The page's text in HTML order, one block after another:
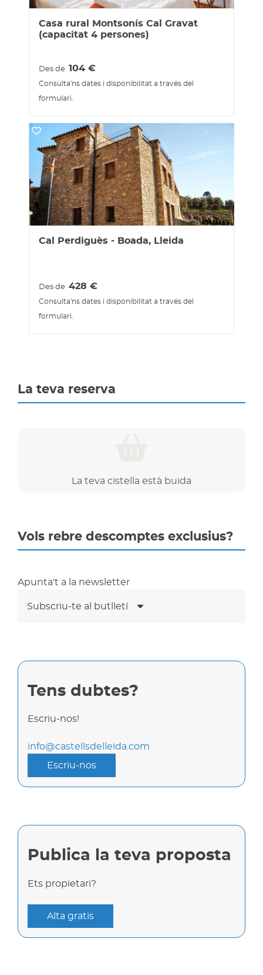
Casa rural Montsonís Cal Gravat
(capacitat 4 persones)
Des de 104€
Consulta'ns dates i disponibilitat a través del
formulari.
Cal Perdiguès - Boada, Lleida
Des de 428€
Consulta'ns dates i disponibilitat a través del
formulari.
La teva reserva
La teva cistella està buida
Vols rebre descomptes exclusius?
Apunta't a la newsletter
Subscriu-te al butlletí
Tens dubtes?
Escriu-nos!
info@castellsdelleida.com
Escriu-nos
Publica la teva proposta
Ets propietari?
Alta gratis